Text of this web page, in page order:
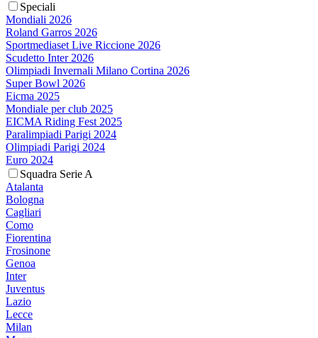
Speciali
Mondiali 2026
Roland Garros 2026
Sportmediaset Live Riccione 2026
Scudetto Inter 2026
Olimpiadi Invernali Milano Cortina 2026
Super Bowl 2026
Eicma 2025
Mondiale per club 2025
EICMA Riding Fest 2025
Paralimpiadi Parigi 2024
Olimpiadi Parigi 2024
Euro 2024
Squadra Serie A
Atalanta
Bologna
Cagliari
Como
Fiorentina
Frosinone
Genoa
Inter
Juventus
Lazio
Lecce
Milan